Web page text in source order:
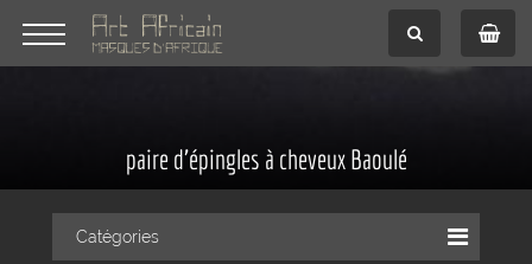
paire d'épingles à cheveux Baoulé
Catégories